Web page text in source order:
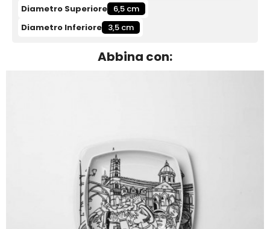
Diametro Superiore 6,5 cm
Diametro Inferiore 3,5 cm
Abbina con: